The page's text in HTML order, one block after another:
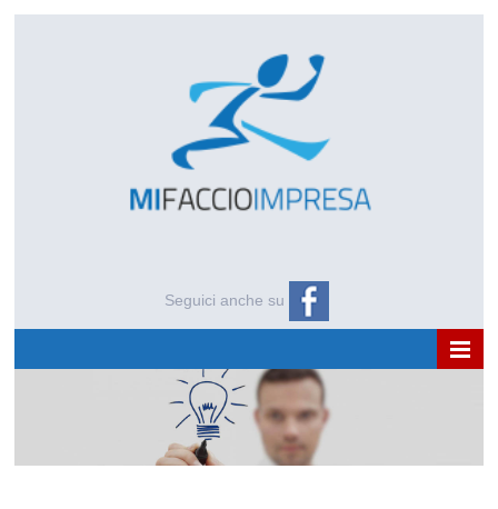
Seguici anche su
NEWS E APPROFONDIMENTI